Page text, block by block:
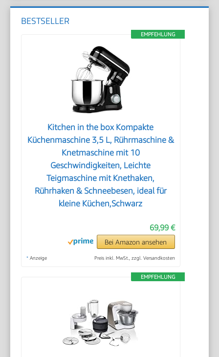
BESTSELLER
EMPFEHLUNG
Kitchen in the box Kompakte
Küchenmaschine 3,5 L, Rührmaschine &
Knetmaschine mit 10
Geschwindigkeiten, Leichte
Teigmaschine mit Knethaken,
Rührhaken & Schneebesen, ideal für
kleine Küchen,Schwarz
69,99 €
Bei Amazon ansehen
* Anzeige Preis inkl. MwSt., zzgl. Versandkosten
EMPFEHLUNG